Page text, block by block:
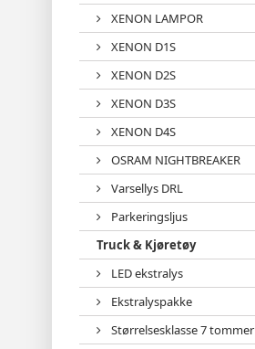
XENON LAMPOR
XENON D1S
XENON D2S
XENON D3S
XENON D4S
OSRAM NIGHTBREAKER
Varsellys DRL
Parkeringsljus
Truck & Kjøretøy
LED ekstralys
Ekstralyspakke
Størrelsesklasse 7 tommer